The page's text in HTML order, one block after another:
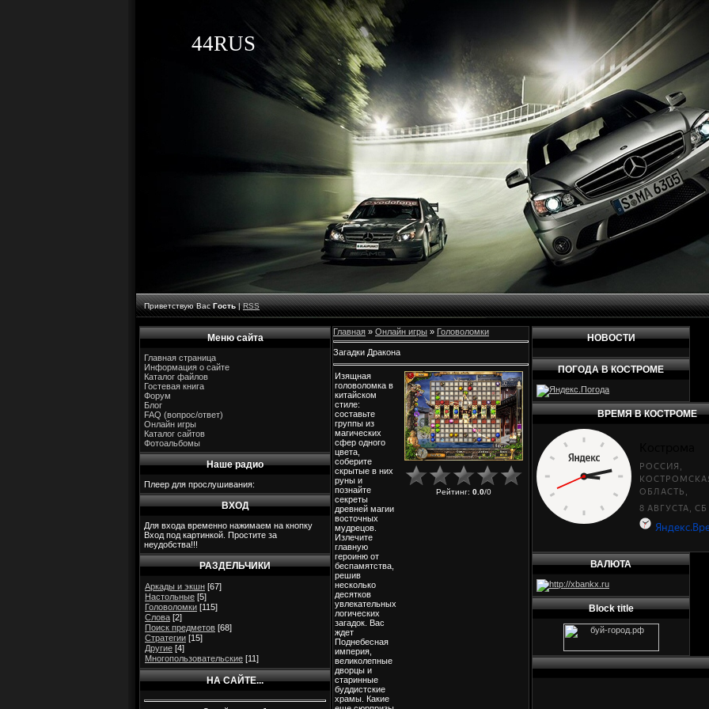
44RUS
Приветствую Вас Гость|RSS
Меню сайта
Главная страница
Информация о сайте
Каталог файлов
Гостевая книга
Форум
Блог
FAQ (вопрос/ответ)
Онлайн игры
Каталог сайтов
Фотоальбомы
Наше радио
Плеер для прослушивания:
ВХОД
Для входа временно нажимаем на кнопку
Вход под картинкой. Простите за
неудобства!!!
РАЗДЕЛЬЧИКИ
Аркады и экшн [67]
Настольные [5]
Головоломки [115]
Слова [2]
Поиск предметов [68]
Стратегии [15]
Другие [4]
Многопользовательские [11]
НА САЙТЕ...
Главная » Онлайн игры » Головоломки
Загадки Дракона
Изящная
головоломка в
китайском
стиле:
составьте
группы из
магических
сфер одного
цвета,
соберите
скрытые в них
руны и
познайте
секреты
древней магии
восточных
мудрецов.
Излечите
главную
героиню от
беспамятства,
решив
несколько
десятков
увлекательных
логических
загадок. Вас
ждет
Поднебесная
империя,
великолепные
дворцы и
старинные
буддистские
храмы. Какие
Рейтинг: 0.0/0
НОВОСТИ
ПОГОДА В КОСТРОМЕ
ВРЕМЯ В КОСТРОМЕ
ВАЛЮТА
Block title